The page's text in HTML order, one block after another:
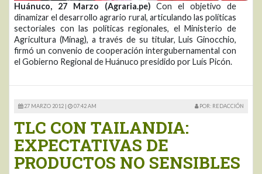
Huánuco, 27 Marzo (Agraria.pe) Con el objetivo de
dinamizar el desarrollo agrario rural, articulando las políticas
sectoriales con las políticas regionales, el Ministerio de
Agricultura (Minag), a través de su titular, Luis Ginocchio,
firmó un convenio de cooperación intergubernamental con
el Gobierno Regional de Huánuco presidido por Luís Picón.
27 MARZO 2012 | 07:42 AM POR: REDACCIÓN
TLC CON TAILANDIA:
EXPECTATIVAS DE
PRODUCTOS NO SENSIBLES